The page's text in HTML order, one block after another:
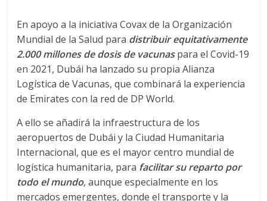
r
a
n
s
p
o
En apoyo a la iniciativa Covax de la Organización
Mundial de la Salud para distribuir equitativamente
2.000 millones de dosis de vacunaspara el Covid-19
en 2021, Dubái ha lanzado su propia Alianza
Logística de Vacunas, que combinará la experiencia
de Emirates con la red de DP World.
A ello se añadirá la infraestructura de los
aeropuertos de Dubái y la Ciudad Humanitaria
Internacional, que es el mayor centro mundial de
logística humanitaria, para facilitar su reparto por
todo el mundo, aunque especialmente en los
mercados emergentes, donde el transporte y la